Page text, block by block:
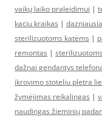
vaikų laiko praleidimui |
kaciu kraikas |
sterilizuotoms katėms |
remontas |
dažnai gendantys
ikrovimo stoteliu pletra
žymėjimas reikalingas |
naudingas žieminių